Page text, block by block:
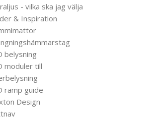
- vilka ska jag välja
& Inspiration
belysning
moduler till
ramp guide
Design